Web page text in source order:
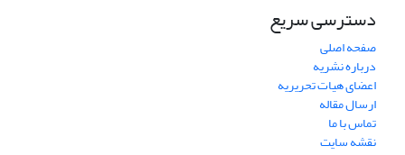
دسترسی سریع
صفحه اصلی
درباره نشریه
اعضای هیات تحریریه
ارسال مقاله
تماس با ما
نقشه سایت